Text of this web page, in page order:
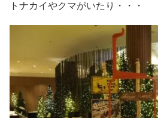
トナカイやクマがいたり・・・